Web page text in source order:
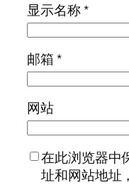
显示名称*
邮箱*
网站
在此浏览器中
址和网站地址